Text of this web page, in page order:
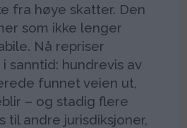
fra høye skatter. Den
som ikke lenger
Nå repriser
sanntid: hundrevis av
funnet veien ut,
– og stadig flere
til andre jurisdiksjoner,